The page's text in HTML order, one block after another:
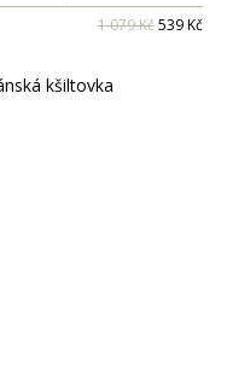
1 079 Kč539 Kč